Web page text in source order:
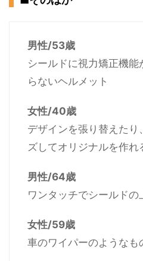
男性/53歳
シールドに視力矯正機
らないヘルメット
女性/40歳
デザインを張り替えたり
ズしてオリジナルを作れ
男性/64歳
ワンタッチでシールドの
女性/59歳
車のワイパーのようなも